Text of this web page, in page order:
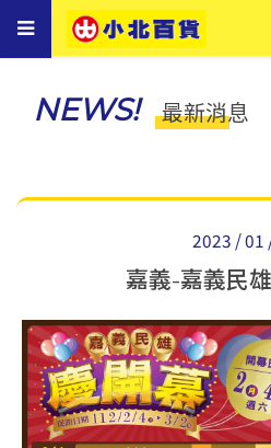
Toggle
navigation
NEWS! 最新消息
2023 / 01
嘉義-嘉義民